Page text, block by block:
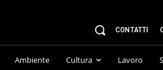
CONTATTI
Ambiente Cultura Lavoro